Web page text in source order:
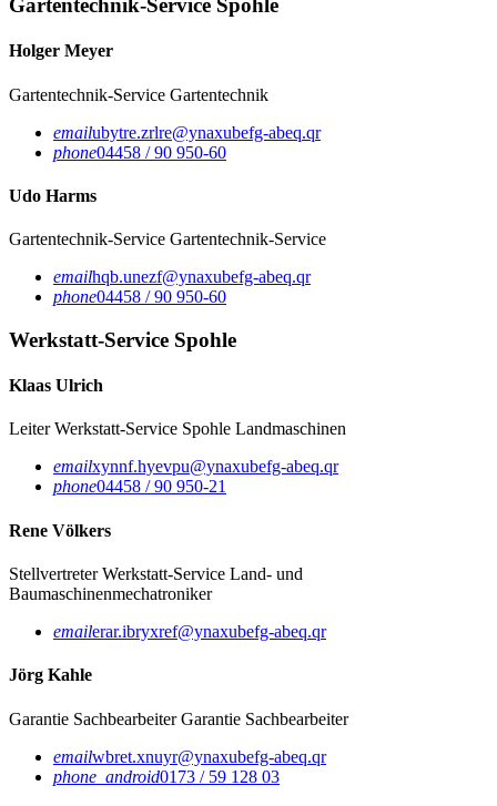
Gartentechnik-Service Spohle
Holger Meyer
Gartentechnik-Service Gartentechnik
emailubytre.zrlre@ynaxubefg-abeq.qr
phone04458 / 90 950-60
Udo Harms
Gartentechnik-Service Gartentechnik-Service
emailhqb.unezf@ynaxubefg-abeq.qr
phone04458 / 90 950-60
Werkstatt-Service Spohle
Klaas Ulrich
Leiter Werkstatt-Service Spohle Landmaschinen
emailxynnf.hyevpu@ynaxubefg-abeq.qr
phone04458 / 90 950-21
Rene Völkers
Stellvertreter Werkstatt-Service Land- und
Baumaschinenmechatroniker
emailerar.ibryxref@ynaxubefg-abeq.qr
Jörg Kahle
Garantie Sachbearbeiter Garantie Sachbearbeiter
emailwbret.xnuyr@ynaxubefg-abeq.qr
phone_android0173 / 59 128 03